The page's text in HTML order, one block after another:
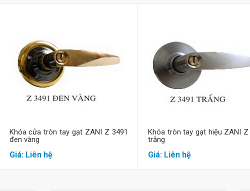
Mua hàng
Khóa cửa tròn tay gạt ZANI Z 3491
đen vàng
Giá: Liên hệ
Mua hàng
Khóa tròn tay gạt hiệu ZANI Z
trắng
Giá: Liên hệ